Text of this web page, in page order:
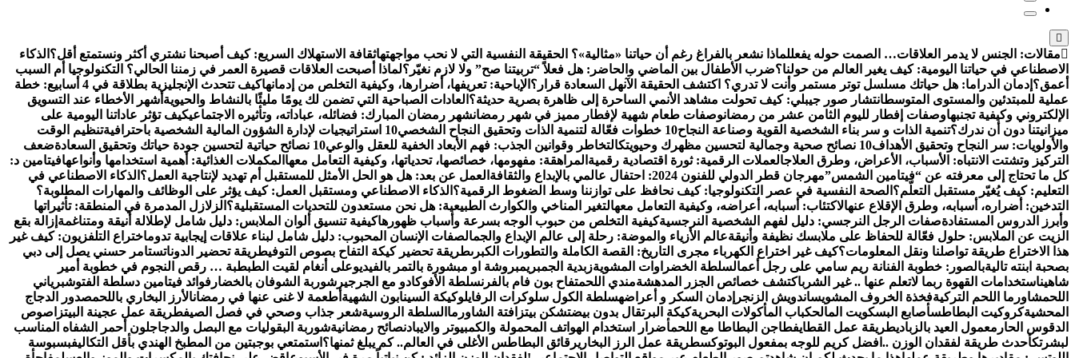
مقالات: الجنس لا يدمر العلاقات… الصمت حوله يفعللماذا نشعر بالفراغ رغم أن حياتنا «مثالية»؟ الحقيقة النفسية التي لا نحب مواجهتهاثقافة الاستهلاك السريع: كيف أصبحنا نشتري أكثر ونستمتع أقل؟ الذكاء
الاصطناعي في حياتنا اليومية: كيف يغير العالم من حولنا؟ضرب الأطفال بين الماضي والحاضر: هل فعلاً “تربيتنا صح” ولا لازم نغيّر؟لماذا أصبحت العلاقات قصيرة العمر في زمننا الحالي؟ التكنولوجيا أم السبب
أعمق؟ إدمان الدراما: هل حياتك مسلسل توتر مستمر وأنت لا تدري؟ اكتشف الحقيقة الآنهل السعادة قرار؟ الإباحية: تعريفها، أضرارها، وكيفية التخلص من إدمانها
كيف تتحدث الإنجليزية بطلاقة في 4 أسابيع: خطة
عملية للمبتدئين والمستوى المتوسطانتشار صور جيبلي: كيف تحولت مشاهد الأنمي الساحرة إلى ظاهرة بصرية حديثة؟ العادات الصباحية التي تضمن لك يومًا مليئًا بالنشاط والحيوية أشهر الأخطاء عند التسويق
الإلكتروني وكيفية تجنبهاوصفات إفطار لليوم الثامن عشر من رمضانوصفات طعام شهية لإفطار مميز في شهر رمضانشهر رمضان المبارك: فضائله، عباداته، وتأثيره الاجتماعيكيف تؤثر عاداتنا اليومية على
ميزانيتنا دون أن ندرك؟تنمية الذات و سر بناء الشخصية القوية وصناعة النجاح10 خطوات فعّالة لتنمية الذات وتحقيق النجاح الشخصي 10 استراتيجيات لإدارة الشؤون المالية الشخصية باحترافية
تنظيم الوقت
والأولويات: سر النجاح وتحقيق الأهداف10 نصائح صحية وجمالية لتحسين مظهرك وحيويتك التخاطر وقوانين الجذب: فهم الأبعاد الخفية للعقل والوعي10 نصائح حياتية لتحسين جودة حياتك وتحقيق السعادة
ضعف
التركيز وتشتت الانتباه: الأسباب، الأعراض، وطرق العلاجالعملات الرقمية: ثورة اقتصادية رقمية المراهقة: مفهومها، خصائصها، تحدياتها، وكيفية التعامل معها المكملات الغذائية: أهمية استخدامها وأنواعهافيتامين د:
كل ما تحتاج إلى معرفته عن “فيتامين الشمس”مهرجان قطر الدولي للفنون 2024: احتفال عالمي بالإبداع والثقافة العمل عن بعد: هل هو الحل الأمثل للمستقبل أم تهديد لإنتاجية العمل؟ الذكاء الاصطناعي في
التعليم: كيف يُغيّر مستقبل التعلّم؟ الصحة النفسية في عصر التكنولوجيا: كيف نحافظ على توازننا وسط الضغوط الرقمية؟ الذكاء الاصطناعي ومستقبل العمل: كيف يؤثر على الوظائف والمهارات المطلوبة؟
التدخين: أضراره، أسبابه، وطرق الإقلاع عنهالاكتئاب: أسبابه، أعراضه، وكيفية التعامل معهالتغير المناخي والكوارث الطبيعية: هل نحن مستعدون للتحديات المستقبلية؟ الزلازل المدمرة في المنطقة: تأثيراتها
وأبرز الدروس المستفادةصفات الرجل النرجسي: دليل لفهم الشخصية النرجسيةكيفية التخلص من حبوب الوجه بسرعة وأسباب ظهورهاكيفية تنسيق ألوان الملابس: دليل شامل لإطلالة أنيقة ومتناغمة إزالة بقع
الزيت عن الملابس: حلول فعّالة للحفاظ على ملابسك نظيفة وأنيقةعالم الأزياء والموضة: رحلة إلى عالم الإبداع والجمالصفات الإنسان المحبوب: دليل شامل لبناء علاقات إيجابية تدوماختراع التلفزيون: كيف غير
هذا الاختراع طريقة تواصلنا ونقل المعلومات؟كيف غير اختراع الكهرباء مجرى التاريخ: القصة الكاملة والتطورات الكبرىطريقة تحضير كيكة التفاح بصوص التوفيطريقة تحضير الدوناتستامر حسني يصل إلى دبي
بصحبة ابنته تاليةبالصور: خطوبة الفنانة ريم سامي على رجل أعمالسلطة الخضراوات المشويةزبدية الجمبريمبروشة او مبشورة بالتمر بالفيديوعلى أنغام لقيت الطبطبة … رقص النجوم في خطوبة أمير
شاهيناستخدامات القهوة ربما لاتعلم عنها .. غير الشرباكتشف خصائص الجزر المدهشةمندي اللحمتفاح بون فام بالفرنسلطة الأفوكادو مع الجرجير شوربة الشوفان بالخضار فوائد فيتامين دسلطة الفتوشبرياني
اللحمشاورما اللحم التركيةفخذة الخروف المشويساندويش الزنجر إدمان السكر و أعراضهسلطة الكول سلوكرات الرفايلوكيكة السينابون الشهية أطعمة لا غنى عنها في رمضانالأرز البخاري باللحمصدور الدجاج
المحشيةكروكيت البطاطسأصابع البسكويت المالحكباب المأكولات البحريةكيكة البرتقال بدون بيضتشكن بيتزا فتة الشاورما السلطة الروسيةشعر جذاب وصحي في فصل الصيفطريقة عمل عجينة البيتزا صوص
الدقوس الحار معمول العيد بالزباديطريقة عمل القطايفطاجن البطاطا مع اللحمأضرار استخدام الهواتف المحمولة والكمبيوتر والايبادنصائح رمضانيةشوربة البقوليات مع البصل والدجاجلون أحمر الشفاه المناسب
لبشرتكأحدث طريقة لفقدان الوزن .. افضل كريم للوجه بمفعول البوتوكسطريقة عمل الرز البخاريرقائق البطاطس الأغلى في العالم.. كم يبلغ ثمنها؟ استمتعي بوجبتين من المطبخ الهندي بأقل التكاليفبسبوسة